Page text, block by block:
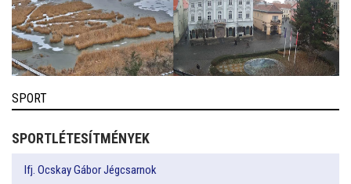
SPORT
SPORTLÉTESÍTMÉNYEK
Ifj. Ocskay Gábor Jégcsarnok